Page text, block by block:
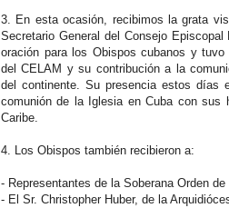
3. En esta ocasión, recibimos la grata
Secretario General del Consejo
oración para los Obispos cubanos y
del CELAM y su contribución a la
del continente. Su presencia estos días
comunión de la Iglesia en Cuba con sus
Caribe.
4. Los Obispos también recibieron a:
- Representantes de la Soberana Orden de
- El Sr. Christopher Huber, de la